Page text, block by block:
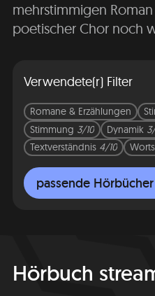
mehrstimmigen
poetischer Chor noch
Verwendete(r) Filter
Romane & Erzählungen
Stimmung 3/10 Dynamik
Textverständnis 4/10
passende
Hörbuch